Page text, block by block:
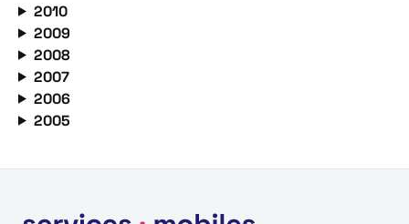
2010
2009
2008
2007
2006
2005